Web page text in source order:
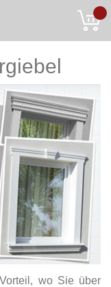
wo Sie über